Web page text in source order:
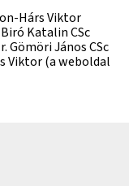
Hárs Viktor
Katalin CSc
Gömöri János CSc
Viktor (a weboldal